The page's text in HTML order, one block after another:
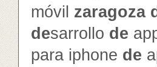
móvil zaragoza
desarrollo de
para iphone de